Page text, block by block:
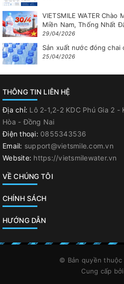
VIETSMILE WATER
Miền Nam, Thống Nhất
29/04/2026
Sản xuất nước đóng
25/04/2026
THÔNG TIN LIÊN HỆ
Địa chỉ: Lô 2-1,2-2 KDC Phú Gia 2 -
Hòa - Đồng Nai
Điện thoại: 0855343536
Email: support@vietsmile.com.vn
Website: https://vietsmilewater.vn
VỀ CHÚNG TÔI
CHÍNH SÁCH
HƯỚNG DẪN
© Bản quyền thuộc
Cung cấp bởi